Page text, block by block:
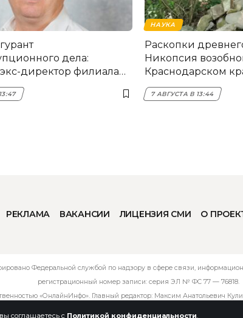
соглашаетесь с Политикой конфиденциальности
дела:
директор филиала
НАУКА
Раскопки
Никопсия
Краснодарском
7 АВГУСТА В 13:44
РЕКЛАМА ВАКАНСИИ ЛИЦЕНЗИЯ СМИ О
Федеральной службой по надзору в сфере связи,
регистрационный номер записи: серия ЭЛ № ФС 77 — 76818.
«ОнлайнИнфо». Главный редактор: Максим Анатольевич